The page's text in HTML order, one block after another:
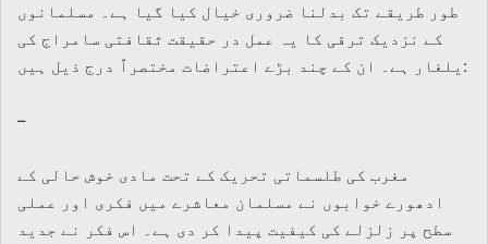
طور طریقے تک بدلنا ضروری خیال کیا گیا ہے۔ مسلمانوں
کے نزدیک ترقی کا یہ عمل در حقیقت ثقافتی سامراج کی
یلغار ہے۔ ان کے چند بڑے اعتراضات مختصراً درج ذیل ہیں:
–
مغرب کی طلسماتی تحریک کے تحت مادی خوش حالی کے
ادھورے خوابوں نے مسلمان معاشرے میں فکری اور عملی
سطح پر زلزلے کی کیفیت پیدا کر دی ہے۔ اس فکر نے جدید